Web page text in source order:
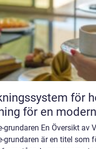
för hotell – så väljer
för en
grundaren En Översikt av
grundaren är en titel som